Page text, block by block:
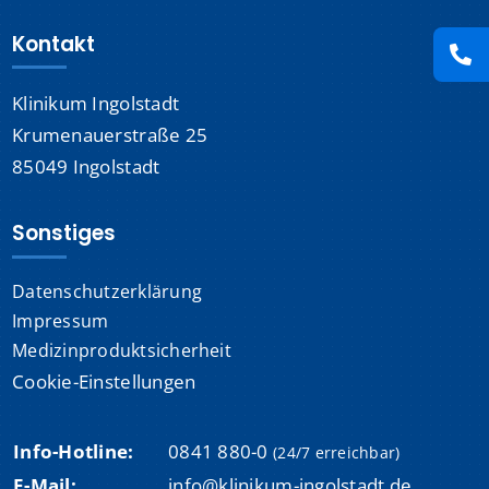
nach:
Kontakt
Klinikum Ingolstadt
Krumenauerstraße 25
85049 Ingolstadt
Sonstiges
Datenschutzerklärung
Impressum
Medizinproduktsicherheit
Cookie-Einstellungen
Info-Hotline: 0841 880-0 (24/7 erreichbar)